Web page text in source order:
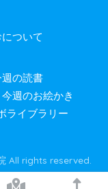
ついて
週の読書
今週のお絵かき
ライブラリー
All rights reserved.